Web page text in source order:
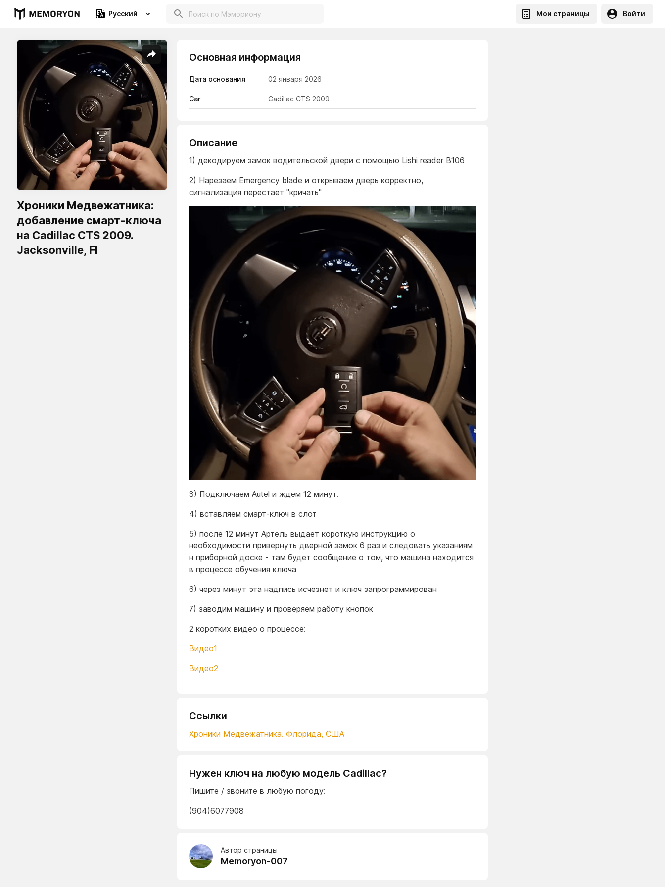
Русский Мои страницы Войти
Хроники Медвежатника:
добавление смарт-ключа
на Cadillac CTS 2009.
Jacksonville, Fl
Основная информация
Дата основания 02 января 2026
Car Cadillac CTS 2009
Описание
1) декодируем замок водительской двери с помощью Lishi reader B106
2) Нарезаем Emergency blade и открываем дверь корректно,
сигнализация перестает "кричать"
3) Подключаем Autel и ждем 12 минут.
4) вставляем смарт-ключ в слот
5) после 12 минут Артель выдает короткую инструкцию о
необходимости привернуть дверной замок 6 раз и следовать указаниям
н приборной доске - там будет сообщение о том, что машина находится
в процессе обучения ключа
6) через минут эта надпись исчезнет и ключ запрограммирован
7) заводим машину и проверяем работу кнопок
2 коротких видео о процессе:
Видео1
Видео2
Ссылки
Хроники Медвежатника. Флорида, США
Нужен ключ на любую модель Cadillac?
Пишите / звоните в любую погоду:
(904)6077908
Автор страницы
Memoryon-007